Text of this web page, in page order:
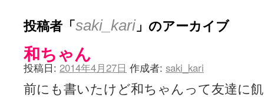
咲クラ女子 - 咲-Saki- / 姫松の上重漫ちゃんと演じている伊達朱里紗さ
咲ミダレ - 咲-saki- / MJ第14回咲CUP 咲なま他
はやりの如く☆ - 咲-saki- / 悪いこと【SS】
麻雀雑記あれこれ - 咲 -Saki- / 咲-Saki-キャラが台湾麻雀を打ったらど
あっちが変 / あっちが変 (08:31)
投稿者「saki_kari」のアーカイブ
和ちゃん
投稿日: 2014年4月27日 作成者: saki_kari
前にも書いたけど和ちゃんって友達に